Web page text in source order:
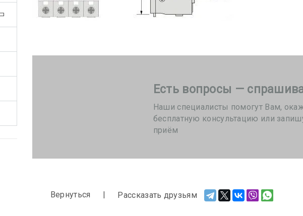
Есть вопросы —
Наши специалисты помогут Вам,
бесплатную консультацию или
приём
Вернуться Рассказать друзьям